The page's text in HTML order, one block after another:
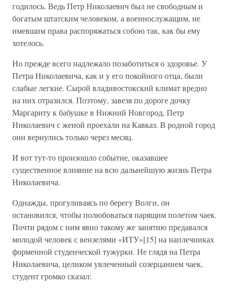
годилось. Ведь Петр Николаевич был не свободным и
богатым штатским человеком, а военнослужащим, не
имевшим права распоряжаться собою так, как бы ему
хотелось.
Но прежде всего надлежало позаботиться о здоровье. У
Петра Николаевича, как и у его покойного отца, были
слабые легкие. Сырой владивостокский климат вредно
на них отразился. Поэтому, завезя по дороге дочку
Маргариту к бабушке в Нижний Новгород, Петр
Николаевич с женой проехали на Кавказ. В родной город
они вернулись только через месяц.
И вот тут-то произошло событие, оказавшее
существенное влияние на всю дальнейшую жизнь Петра
Николаевича.
Однажды, прогуливаясь по берегу Волги, он
остановился, чтобы полюбоваться парящим полетом чаек.
Почти рядом с ним явно такому же занятию предавался
молодой человек с вензелями «ИТУ»[15] на наплечниках
форменной студенческой тужурки. Не глядя на Петра
Николаевича, целиком увлеченный созерцанием чаек,
студент громко сказал: